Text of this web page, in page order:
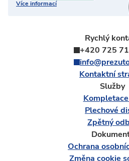
Více informací
Rychlý
+420 725
Kontaktní
Služby
Plechové
Zpětný
Ochrana
Změna cookie